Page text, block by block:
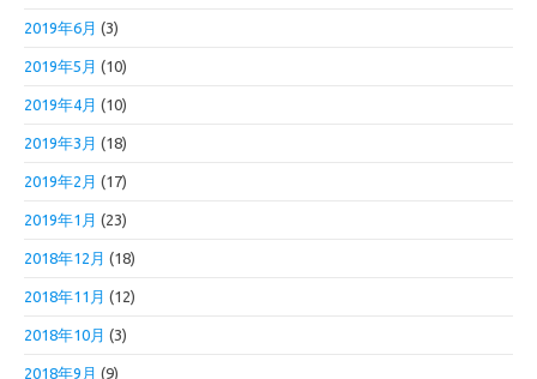
2019年6月 (3)
2019年5月 (10)
2019年4月 (10)
2019年3月 (18)
2019年2月 (17)
2019年1月 (23)
2018年12月 (18)
2018年11月 (12)
2018年10月 (3)
2018年9月 (9)